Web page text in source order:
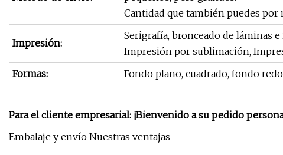
Cantidad que también puedes por
Impresión:
Serigrafía, bronceado de láminas
Impresión por sublimación,
Formas:
Fondo plano, cuadrado, fondo
Para el cliente empresarial: ¡Bienvenido a su pedido
Embalaje y envío Nuestras ventajas